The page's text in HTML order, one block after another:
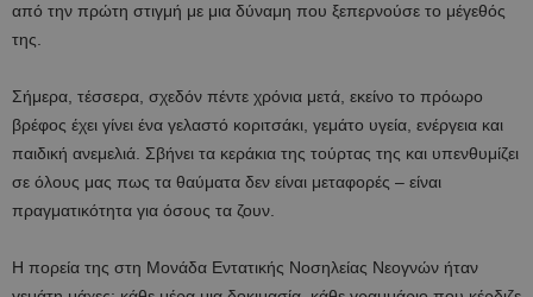
από την πρώτη στιγμή με μια δύναμη που ξεπερνούσε το μέγεθός
της.
Σήμερα, τέσσερα, σχεδόν πέντε χρόνια μετά, εκείνο το πρόωρο
βρέφος έχει γίνει ένα γελαστό κοριτσάκι, γεμάτο υγεία, ενέργεια και
παιδική ανεμελιά. Σβήνει τα κεράκια της τούρτας της και υπενθυμίζει
σε όλους μας πως τα θαύματα δεν είναι μεταφορές – είναι
πραγματικότητα για όσους τα ζουν.
Η πορεία της στη Μονάδα Εντατικής Νοσηλείας Νεογνών ήταν